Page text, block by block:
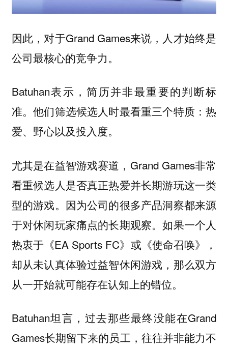
因此，对于Grand Games来说，人才始终是
公司最核心的竞争力。
Batuhan表示，简历并非最重要的判断标
准。他们筛选候选人时最看重三个特质：热
爱、野心以及投入度。
尤其是在益智游戏赛道，Grand Games非常
看重候选人是否真正热爱并长期游玩这一类
型的游戏。因为公司的很多产品洞察都来源
于对休闲玩家痛点的长期观察。如果一个人
热衷于《EA Sports FC》或《使命召唤》，
却从未认真体验过益智休闲游戏，那么双方
从一开始就可能存在认知上的错位。
Batuhan坦言，过去那些最终没能在Grand
Games长期留下来的员工，往往并非能力不